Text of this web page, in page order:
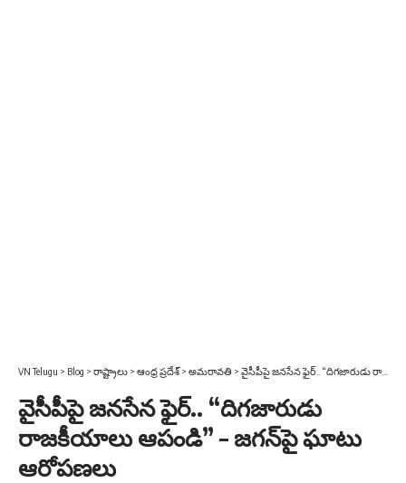
VN Telugu > Blog > రాష్ట్రాలు > ఆంధ్ర ప్రదేశ్> అమరావతి > వైసీపీపై జనసేన ఫైర్.. “దిగజారుడు రాజకీయాలు ఆపండి” – జగన్‌పై ఘాటు ఆరోపణలు
వైసీపీపై జనసేన ఫైర్.. “దిగజారుడు
రాజకీయాలు ఆపండి” – జగన్‌పై ఘాటు
ఆరోపణలు